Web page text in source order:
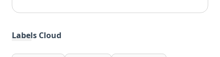
Labels Cloud